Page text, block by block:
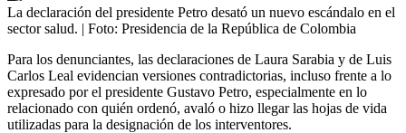
La declaración del presidente Petro desató un nuevo escándalo en el
sector salud. | Foto: Presidencia de la República de Colombia
Para los denunciantes, las declaraciones de Laura Sarabia y de Luis
Carlos Leal evidencian versiones contradictorias, incluso frente a lo
expresado por el presidente Gustavo Petro, especialmente en lo
relacionado con quién ordenó, avaló o hizo llegar las hojas de vida
utilizadas para la designación de los interventores.